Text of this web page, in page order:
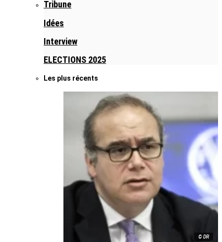
Tribune
Idées
Interview
ELECTIONS 2025
Les plus récents
© DR